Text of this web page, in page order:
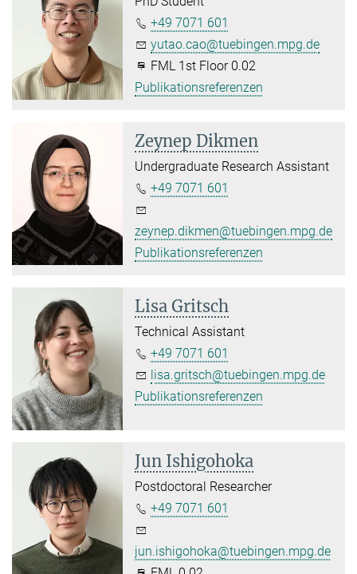
+49 7071 601
yutao.cao@tuebingen.mpg.de
FML 1st Floor 0.02
Publikationsreferenzen
Zeynep Dikmen
Undergraduate Research Assistant
+49 7071 601
zeynep.dikmen@tuebingen.mpg.de
Publikationsreferenzen
Lisa Gritsch
Technical Assistant
+49 7071 601
lisa.gritsch@tuebingen.mpg.de
Publikationsreferenzen
Jun Ishigohoka
Postdoctoral Researcher
+49 7071 601
jun.ishigohoka@tuebingen.mpg.de